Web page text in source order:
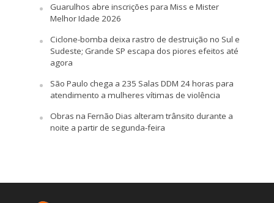
Guarulhos abre inscrições para Miss e Mister
Melhor Idade 2026
Ciclone-bomba deixa rastro de destruição no Sul e
Sudeste; Grande SP escapa dos piores efeitos até
agora
São Paulo chega a 235 Salas DDM 24 horas para
atendimento a mulheres vítimas de violência
Obras na Fernão Dias alteram trânsito durante a
noite a partir de segunda-feira